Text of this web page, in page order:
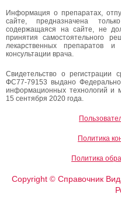
Информация о препаратах,
сайте, предназначена
содержащаяся на сайте, не
принятия самостоятельного
лекарственных препаратов
консультации врача.
Свидетельство о
ФС77-79153 выдано
информационных технологий и
15 сентября 2020 года.
Политика
Политика
Copyright ©Справочник